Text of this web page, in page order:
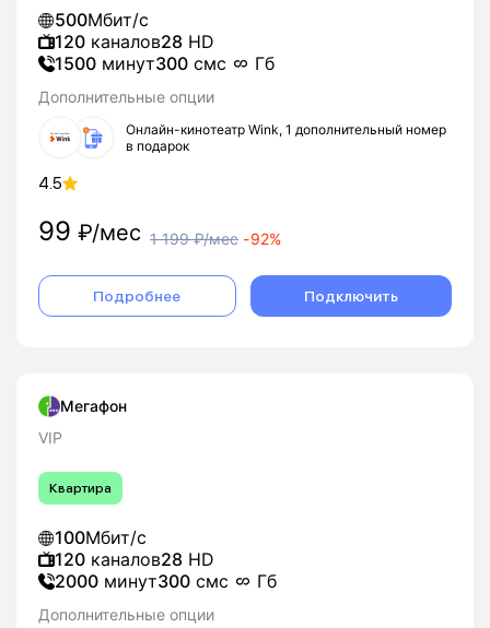
500Мбит/с
120 каналов28 HD
1500 минут300 смс Гб
Дополнительные опции
Онлайн-кинотеатр Wink, 1 дополнительный номер
в подарок
4.5
99 ₽/мес 1 199₽/мес -92%
Подробнее Подключить
Мегафон
VIP
Квартира
100Мбит/с
120 каналов28 HD
2000 минут300 смс Гб
Дополнительные опции